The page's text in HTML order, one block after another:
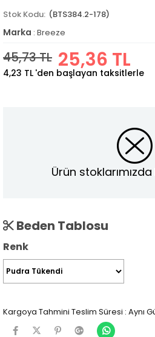
(BTS384.2-178)
Marka : Breeze
45,73 TL 25,36 TL
4,23 TL 'den başlayan taksitlerle
Ürün stoklarımızda
Beden Tablosu
Renk
Kargoya Tahmini Teslim Süresi : Aynı